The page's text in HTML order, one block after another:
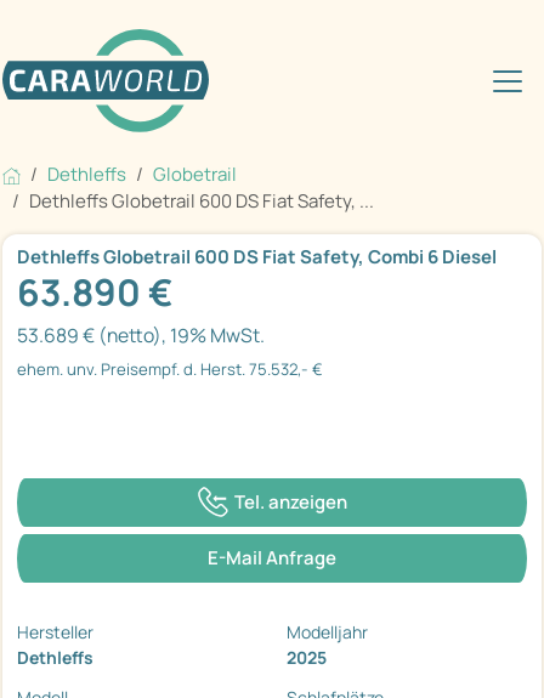
Dethleffs
Globetrail
Dethleffs Globetrail 600 DS Fiat Safety, ...
Dethleffs Globetrail 600 DS Fiat Safety, Combi 6 Diesel
63.890 €
53.689 € (netto), 19% MwSt.
ehem. unv. Preisempf. d. Herst. 75.532,- €
Tel. anzeigen
E-Mail Anfrage
Hersteller
Dethleffs
Modelljahr
2025